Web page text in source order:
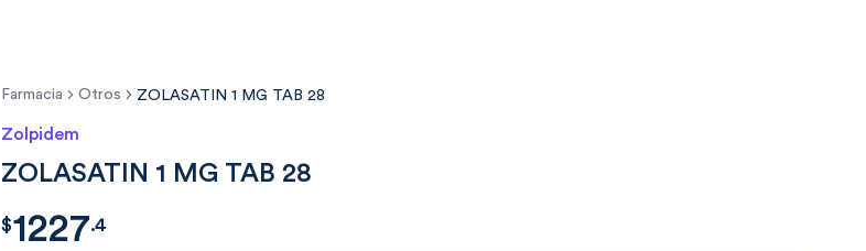
Farmacia Otros ZOLASATIN 1 MG TAB 28
Zolpidem
ZOLASATIN 1 MG TAB 28
$1227.4
$1227.4